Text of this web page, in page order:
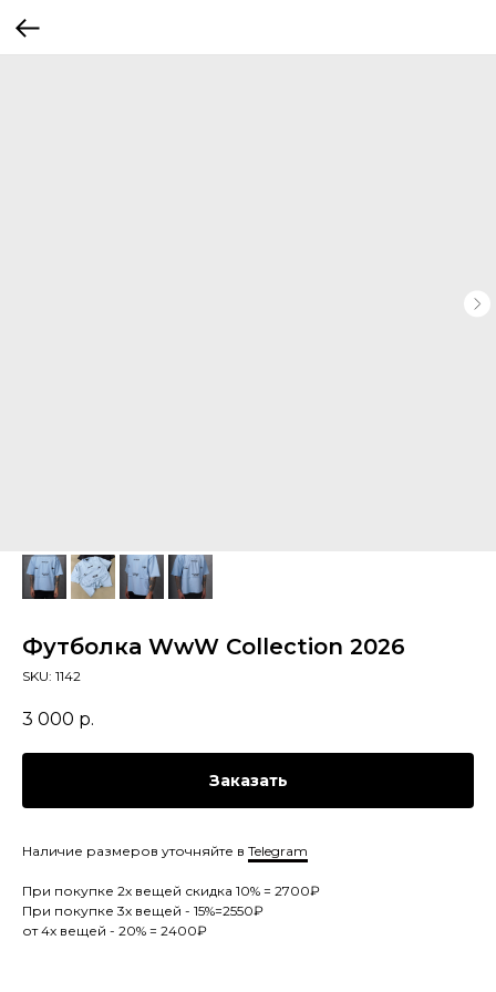
Футболка WwW Collection 2026
SKU: 1142
3 000 р.
Заказать
Наличие размеров уточняйте в Telegram
При покупке 2х вещей скидка 10% = 2700₽
При покупке 3х вещей - 15%=2550₽
от 4х вещей - 20% = 2400₽